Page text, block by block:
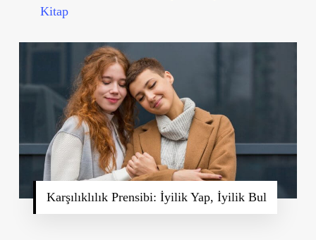
Kitap
Karşılıklılık Prensibi: İyilik Yap, İyilik Bul